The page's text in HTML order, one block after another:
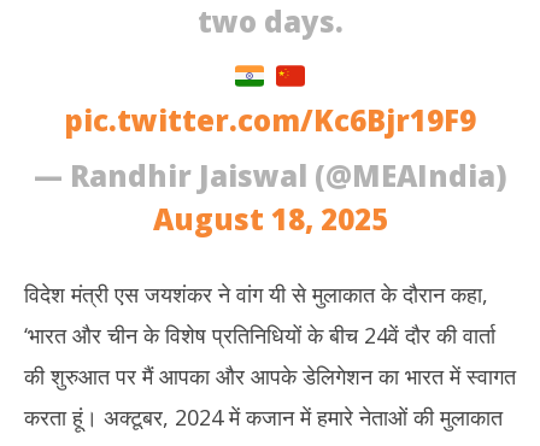
two days.
pic.twitter.com/Kc6Bjr19F9
— Randhir Jaiswal (@MEAIndia)
August 18, 2025
विदेश मंत्री एस जयशंकर ने वांग यी से मुलाकात के दौरान कहा,
‘भारत और चीन के विशेष प्रतिनिधियों के बीच 24वें दौर की वार्ता
की शुरुआत पर मैं आपका और आपके डेलिगेशन का भारत में स्वागत
करता हूं। अक्टूबर, 2024 में कजान में हमारे नेताओं की मुलाकात